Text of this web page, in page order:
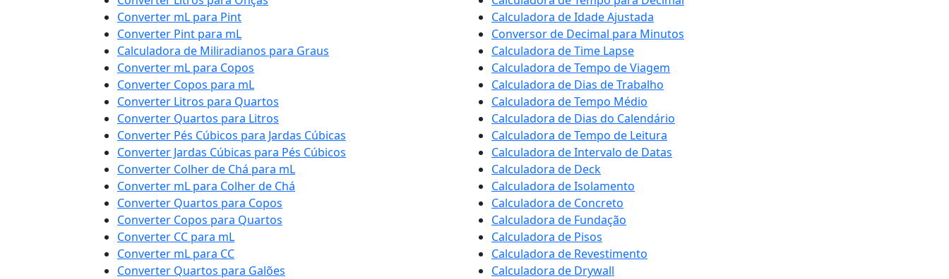
Converter mL para Pint
Converter Pint para mL
Calculadora de Miliradianos para Graus
Converter mL para Copos
Converter Copos para mL
Converter Litros para Quartos
Converter Quartos para Litros
Converter Pés Cúbicos para Jardas Cúbicas
Converter Jardas Cúbicas para Pés Cúbicos
Converter Colher de Chá para mL
Converter mL para Colher de Chá
Converter Quartos para Copos
Converter Copos para Quartos
Converter CC para mL
Converter mL para CC
Converter Quartos para Galões
Calculadora de Idade Ajustada
Conversor de Decimal para Minutos
Calculadora de Time Lapse
Calculadora de Tempo de Viagem
Calculadora de Dias de Trabalho
Calculadora de Tempo Médio
Calculadora de Dias do Calendário
Calculadora de Tempo de Leitura
Calculadora de Intervalo de Datas
Calculadora de Deck
Calculadora de Isolamento
Calculadora de Concreto
Calculadora de Fundação
Calculadora de Pisos
Calculadora de Revestimento
Calculadora de Drywall